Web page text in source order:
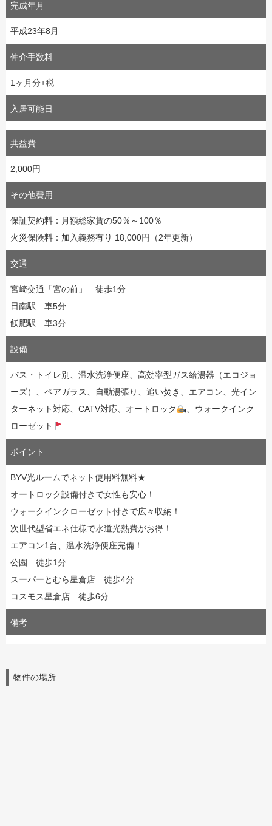
完成年月
平成23年8月
仲介手数料
1ヶ月分+税
入居可能日
共益費
2,000円
その他費用
保証契約料：月額総家賃の50％～100％
火災保険料：加入義務有り 18,000円（2年更新）
交通
宮崎交通「宮の前」 徒歩1分
日南駅 車5分
飫肥駅 車3分
設備
バス・トイレ別、温水洗浄便座、高効率型ガス給湯器（エコジョ
ーズ）、ペアガラス、自動湯張り、追い焚き、エアコン、光イン
ターネット対応、CATV対応、オートロック
、ウォークインク
ローゼット
ポイント
BYV光ルームでネット使用料無料★
オートロック設備付きで女性も安心！
ウォークインクローゼット付きで広々収納！
次世代型省エネ仕様で水道光熱費がお得！
エアコン1台、温水洗浄便座完備！
公園 徒歩1分
スーパーとむら星倉店 徒歩4分
コスモス星倉店 徒歩6分
備考
物件の場所